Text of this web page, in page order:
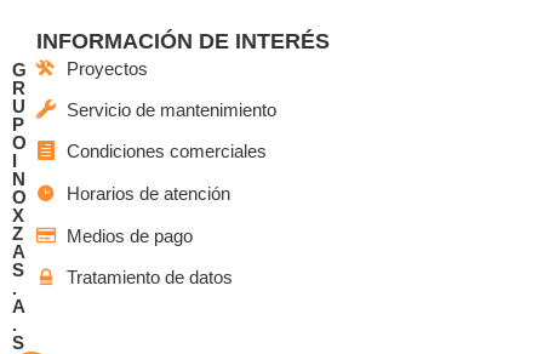
G
R
U
P
O
I
N
O
X
Z
A
S
.
A
.
S
INFORMACIÓN DE INTERÉS
Proyectos
Servicio de mantenimiento
Condiciones comerciales
Horarios de atención
Medios de pago
Tratamiento de datos